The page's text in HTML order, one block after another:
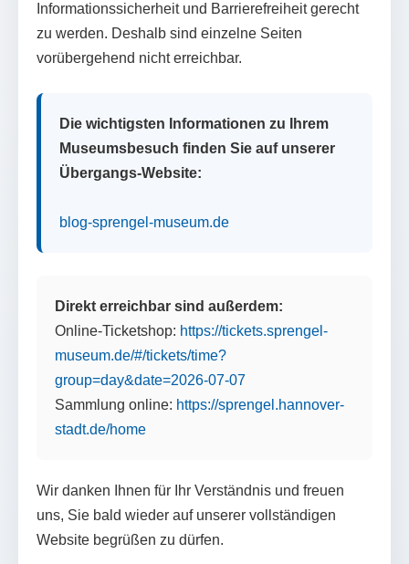
Informationssicherheit und Barrierefreiheit gerecht
zu werden. Deshalb sind einzelne Seiten
vorübergehend nicht erreichbar.
Die wichtigsten Informationen zu Ihrem
Museumsbesuch finden Sie auf unserer
Übergangs-Website:
blog-sprengel-museum.de
Direkt erreichbar sind außerdem:
Online-Ticketshop: https://tickets.sprengel-
museum.de/#/tickets/time?
group=day&date=2026-07-07
Sammlung online: https://sprengel.hannover-
stadt.de/home
Wir danken Ihnen für Ihr Verständnis und freuen
uns, Sie bald wieder auf unserer vollständigen
Website begrüßen zu dürfen.